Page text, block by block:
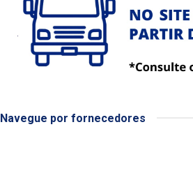
Navegue por fornecedores